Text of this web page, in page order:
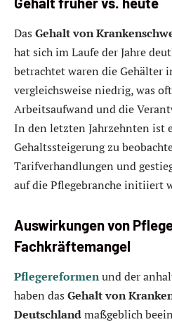
Das Gehalt von
hat sich im Laufe der Jahre
betrachtet waren die Gehälter
vergleichsweise niedrig, was
Arbeitsaufwand und die
In den letzten Jahrzehnten ist
Gehaltssteigerung zu
Tarifverhandlungen und
auf die Pflegebranche initiiert
Auswirkungen von
Fachkräftemangel
Pflegereformenund der
haben das Gehalt von
Deutschlandmaßgeblich